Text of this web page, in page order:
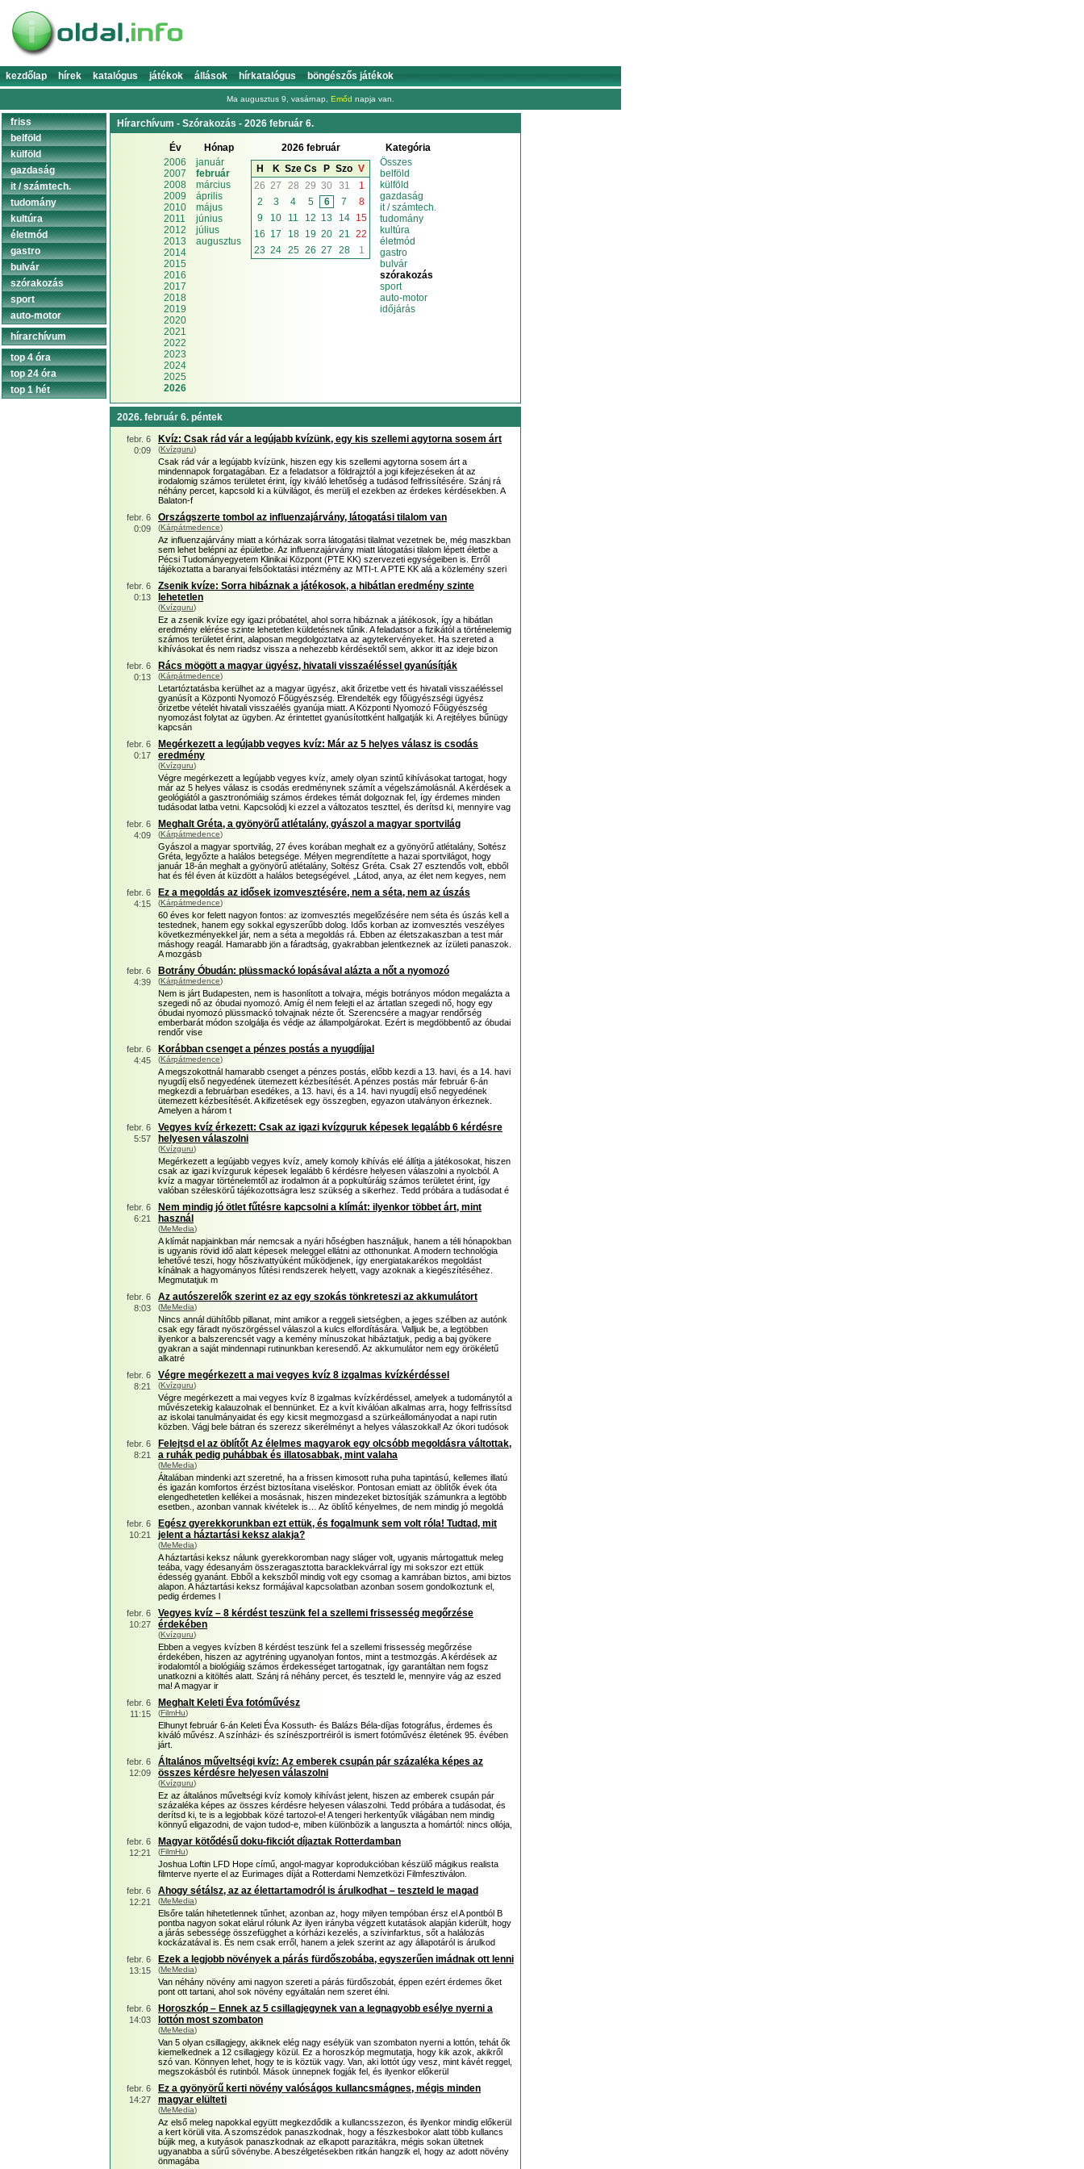
kezdőlap hírek katalógus játékok állások hírkatalógus böngészős játékok
Ma augusztus 9, vasárnap, Emőd napja van.
Hírarchívum - Szórakozás - 2026 február 6.
Év
2006
2007
2008
2009
2010
2011
2012
2013
2014
2015
2016
2017
2018
2019
2020
2021
2022
2023
2024
2025
2026
Hónap
január
február
március
április
május
június
július
augusztus
2026 február
H
K Sze Cs P Szo V
26 27 28 29 30 31
1
2
3 4 5 6 7
8
9
10 11 12 13 14
15
16 17 18 19 20 21
22
23 24 25 26 27 28 1
Kategória
Összes
belföld
külföld
gazdaság
it / számtech.
tudomány
kultúra
életmód
gastro
bulvár
szórakozás
sport
auto-motor
időjárás
2026. február 6. péntek
febr. 6
0:09
Kvíz: Csak rád vár a legújabb kvízünk, egy kis szellemi agytorna sosem árt
(Kvízguru)
Csak rád vár a legújabb kvízünk, hiszen egy kis szellemi agytorna sosem árt a
mindennapok forgatagában. Ez a feladatsor a földrajztól a jogi kifejezéseken át az
irodalomig számos területet érint, így kiváló lehetőség a tudásod felfrissítésére. Szánj rá
néhány percet, kapcsold ki a külvilágot, és merülj el ezekben az érdekes kérdésekben. A
Balaton-f
febr. 6
0:09
Országszerte tombol az influenzajárvány, látogatási tilalom van
(Kárpátmedence)
Az influenzajárvány miatt a kórházak sorra látogatási tilalmat vezetnek be, még maszkban
sem lehet belépni az épületbe. Az influenzajárvány miatt látogatási tilalom lépett életbe a
Pécsi Tudományegyetem Klinikai Központ (PTE KK) szervezeti egységeiben is. Erről
tájékoztatta a baranyai felsőoktatási intézmény az MTI-t. A PTE KK alá a közlemény szeri
febr. 6
0:13
Zsenik kvíze: Sorra hibáznak a játékosok, a hibátlan eredmény szinte
lehetetlen
(Kvízguru)
Ez a zsenik kvíze egy igazi próbatétel, ahol sorra hibáznak a játékosok, így a hibátlan
eredmény elérése szinte lehetetlen küldetésnek tűnik. A feladatsor a fizikától a történelemig
számos területet érint, alaposan megdolgoztatva az agytekervényeket. Ha szereted a
kihívásokat és nem riadsz vissza a nehezebb kérdésektől sem, akkor itt az ideje bizon
febr. 6
0:13
Rács mögött a magyar ügyész, hivatali visszaéléssel gyanúsítják
(Kárpátmedence)
Letartóztatásba kerülhet az a magyar ügyész, akit őrizetbe vett és hivatali visszaéléssel
gyanúsít a Központi Nyomozó Főügyészség. Elrendelték egy főügyészségi ügyész
őrizetbe vételét hivatali visszaélés gyanúja miatt. A Központi Nyomozó Főügyészség
nyomozást folytat az ügyben. Az érintettet gyanúsítottként hallgatják ki. A rejtélyes bűnügy
kapcsán
febr. 6
0:17
Megérkezett a legújabb vegyes kvíz: Már az 5 helyes válasz is csodás
eredmény
(Kvízguru)
Végre megérkezett a legújabb vegyes kvíz, amely olyan szintű kihívásokat tartogat, hogy
már az 5 helyes válasz is csodás eredménynek számít a végelszámolásnál. A kérdések a
geológiától a gasztronómiáig számos érdekes témát dolgoznak fel, így érdemes minden
tudásodat latba vetni. Kapcsolódj ki ezzel a változatos teszttel, és derítsd ki, mennyire vag
febr. 6
4:09
Meghalt Gréta, a gyönyörű atlétalány, gyászol a magyar sportvilág
(Kárpátmedence)
Gyászol a magyar sportvilág, 27 éves korában meghalt ez a gyönyörű atlétalány, Soltész
Gréta, legyőzte a halálos betegsége. Mélyen megrendítette a hazai sportvilágot, hogy
január 18-án meghalt a gyönyörű atlétalány, Soltész Gréta. Csak 27 esztendős volt, ebből
hat és fél éven át küzdött a halálos betegségével. „Látod, anya, az élet nem kegyes, nem
febr. 6
4:15
Ez a megoldás az idősek izomvesztésére, nem a séta, nem az úszás
(Kárpátmedence)
60 éves kor felett nagyon fontos: az izomvesztés megelőzésére nem séta és úszás kell a
testednek, hanem egy sokkal egyszerűbb dolog. Idős korban az izomvesztés veszélyes
következményekkel jár, nem a séta a megoldás rá. Ebben az életszakaszban a test már
máshogy reagál. Hamarabb jön a fáradtság, gyakrabban jelentkeznek az ízületi panaszok.
A mozgásb
febr. 6
4:39
Botrány Óbudán: plüssmackó lopásával alázta a nőt a nyomozó
(Kárpátmedence)
Nem is járt Budapesten, nem is hasonlított a tolvajra, mégis botrányos módon megalázta a
szegedi nő az óbudai nyomozó. Amíg él nem felejti el az ártatlan szegedi nő, hogy egy
óbudai nyomozó plüssmackó tolvajnak nézte őt. Szerencsére a magyar rendőrség
emberbarát módon szolgálja és védje az állampolgárokat. Ezért is megdöbbentő az óbudai
rendőr vise
febr. 6
4:45
Korábban csenget a pénzes postás a nyugdíjjal
(Kárpátmedence)
A megszokottnál hamarabb csenget a pénzes postás, előbb kezdi a 13. havi, és a 14. havi
nyugdíj első negyedének ütemezett kézbesítését. A pénzes postás már február 6-án
megkezdi a februárban esedékes, a 13. havi, és a 14. havi nyugdíj első negyedének
ütemezett kézbesítését. A kifizetések egy összegben, egyazon utalványon érkeznek.
Amelyen a három t
febr. 6
5:57
Vegyes kvíz érkezett: Csak az igazi kvízguruk képesek legalább 6 kérdésre
helyesen válaszolni
(Kvízguru)
Megérkezett a legújabb vegyes kvíz, amely komoly kihívás elé állítja a játékosokat, hiszen
csak az igazi kvízguruk képesek legalább 6 kérdésre helyesen válaszolni a nyolcból. A
kvíz a magyar történelemtől az irodalmon át a popkultúráig számos területet érint, így
valóban széleskörű tájékozottságra lesz szükség a sikerhez. Tedd próbára a tudásodat é
febr. 6
6:21
Nem mindig jó ötlet fűtésre kapcsolni a klímát: ilyenkor többet árt, mint
használ
(MeMedia)
A klímát napjainkban már nemcsak a nyári hőségben használjuk, hanem a téli hónapokban
is ugyanis rövid idő alatt képesek meleggel ellátni az otthonunkat. A modern technológia
lehetővé teszi, hogy hőszivattyúként működjenek, így energiatakarékos megoldást
kínálnak a hagyományos fűtési rendszerek helyett, vagy azoknak a kiegészítéséhez.
Megmutatjuk m
febr. 6
8:03
Az autószerelők szerint ez az egy szokás tönkreteszi az akkumulátort
(MeMedia)
Nincs annál dühítőbb pillanat, mint amikor a reggeli sietségben, a jeges szélben az autónk
csak egy fáradt nyöszörgéssel válaszol a kulcs elfordítására. Valljuk be, a legtöbben
ilyenkor a balszerencsét vagy a kemény mínuszokat hibáztatjuk, pedig a baj gyökere
gyakran a saját mindennapi rutinunkban keresendő. Az akkumulátor nem egy örökéletű
alkatré
febr. 6
8:21
Végre megérkezett a mai vegyes kvíz 8 izgalmas kvízkérdéssel
(Kvízguru)
Végre megérkezett a mai vegyes kvíz 8 izgalmas kvízkérdéssel, amelyek a tudománytól a
művészetekig kalauzolnak el bennünket. Ez a kvít kiválóan alkalmas arra, hogy felfrissítsd
az iskolai tanulmányaidat és egy kicsit megmozgasd a szürkeállományodat a napi rutin
közben. Vágj bele bátran és szerezz sikerélményt a helyes válaszokkal! Az ókori tudósok
febr. 6
8:21
Felejtsd el az öblítőt Az élelmes magyarok egy olcsóbb megoldásra váltottak,
a ruhák pedig puhábbak és illatosabbak, mint valaha
(MeMedia)
Általában mindenki azt szeretné, ha a frissen kimosott ruha puha tapintású, kellemes illatú
és igazán komfortos érzést biztosítana viseléskor. Pontosan emiatt az öblítők évek óta
elengedhetetlen kellékei a mosásnak, hiszen mindezeket biztosítják számunkra a legtöbb
esetben., azonban vannak kivételek is… Az öblítő kényelmes, de nem mindig jó megoldá
febr. 6
10:21
Egész gyerekkorunkban ezt ettük, és fogalmunk sem volt róla! Tudtad, mit
jelent a háztartási keksz alakja?
(MeMedia)
A háztartási keksz nálunk gyerekkoromban nagy sláger volt, ugyanis mártogattuk meleg
teába, vagy édesanyám összeragasztotta baracklekvárral így mi sokszor ezt ettük
édesség gyanánt. Ebből a kekszből mindig volt egy csomag a kamrában biztos, ami biztos
alapon. A háztartási keksz formájával kapcsolatban azonban sosem gondolkoztunk el,
pedig érdemes l
febr. 6
10:27
Vegyes kvíz – 8 kérdést teszünk fel a szellemi frissesség megőrzése
érdekében
(Kvízguru)
Ebben a vegyes kvízben 8 kérdést teszünk fel a szellemi frissesség megőrzése
érdekében, hiszen az agytréning ugyanolyan fontos, mint a testmozgás. A kérdések az
irodalomtól a biológiáig számos érdekességet tartogatnak, így garantáltan nem fogsz
unatkozni a kitöltés alatt. Szánj rá néhány percet, és teszteld le, mennyire vág az eszed
ma! A magyar ir
febr. 6
11:15
Meghalt Keleti Éva fotóművész
(FilmHu)
Elhunyt február 6-án Keleti Éva Kossuth- és Balázs Béla-díjas fotográfus, érdemes és
kiváló művész. A színházi- és színészportréiról is ismert fotóművész életének 95. évében
járt.
febr. 6
12:09
Általános műveltségi kvíz: Az emberek csupán pár százaléka képes az
összes kérdésre helyesen válaszolni
(Kvízguru)
Ez az általános műveltségi kvíz komoly kihívást jelent, hiszen az emberek csupán pár
százaléka képes az összes kérdésre helyesen válaszolni. Tedd próbára a tudásodat, és
derítsd ki, te is a legjobbak közé tartozol-e! A tengeri herkentyűk világában nem mindig
könnyű eligazodni, de vajon tudod-e, miben különbözik a languszta a homártól: nincs ollója,
febr. 6
12:21
Magyar kötődésű doku-fikciót díjaztak Rotterdamban
(FilmHu)
Joshua Loftin LFD Hope című, angol-magyar koprodukcióban készülő mágikus realista
filmterve nyerte el az Eurimages díját a Rotterdami Nemzetközi Filmfesztiválon.
febr. 6
12:21
Ahogy sétálsz, az az élettartamodról is árulkodhat – teszteld le magad
(MeMedia)
Elsőre talán hihetetlennek tűnhet, azonban az, hogy milyen tempóban érsz el A pontból B
pontba nagyon sokat elárul rólunk Az ilyen irányba végzett kutatások alapján kiderült, hogy
a járás sebessége összefügghet a kórházi kezelés, a szívinfarktus, sőt a halálozás
kockázatával is. És nem csak erről, hanem a jelek szerint az agy állapotáról is árulkod
febr. 6
13:15
Ezek a legjobb növények a párás fürdőszobába, egyszerűen imádnak ott lenni
(MeMedia)
Van néhány növény ami nagyon szereti a párás fürdőszobát, éppen ezért érdemes őket
pont ott tartani, ahol sok növény egyáltalán nem szeret élni.
febr. 6
14:03
Horoszkóp – Ennek az 5 csillagjegynek van a legnagyobb esélye nyerni a
lottón most szombaton
(MeMedia)
Van 5 olyan csillagjegy, akiknek elég nagy esélyük van szombaton nyerni a lottón, tehát ők
kiemelkednek a 12 csillagjegy közül. Ez a horoszkóp megmutatja, hogy kik azok, akikről
szó van. Könnyen lehet, hogy te is köztük vagy. Van, aki lottót úgy vesz, mint kávét reggel,
megszokásból és rutinból. Mások ünnepnek fogják fel, és ilyenkor előkerül
febr. 6
14:27
Ez a gyönyörű kerti növény valóságos kullancsmágnes, mégis minden
magyar elülteti
(MeMedia)
Az első meleg napokkal együtt megkezdődik a kullancsszezon, és ilyenkor mindig előkerül
a kert körüli vita. A szomszédok panaszkodnak, hogy a fészkesbokor alatt több kullancs
bújik meg, a kutyások panaszkodnak az elkapott parazitákra, mégis sokan ültetnek
ugyanabba a sűrű sövénybe. A beszélgetésekben ritkán hangzik el, hogy az adott növény
önmagába
friss
belföld
külföld
gazdaság
it / számtech.
tudomány
kultúra
életmód
gastro
bulvár
szórakozás
sport
auto-motor
hírarchívum
top 4 óra
top 24 óra
top 1 hét